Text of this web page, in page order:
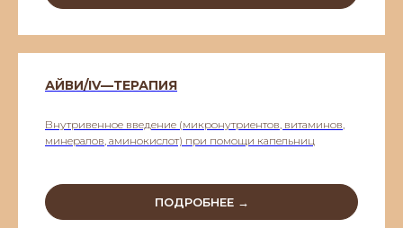
АЙВИ/IV—ТЕРАПИЯ
Внутривенное введение (микронутриентов, витаминов,
минералов, аминокислот) при помощи капельниц
ПОДРОБНЕЕ →